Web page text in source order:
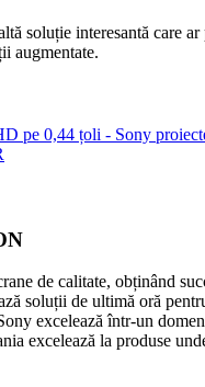
soluție interesantă care ar
augmentate.
de calitate, obținând
soluții de ultimă oră
excelează într-un
excelează la produse